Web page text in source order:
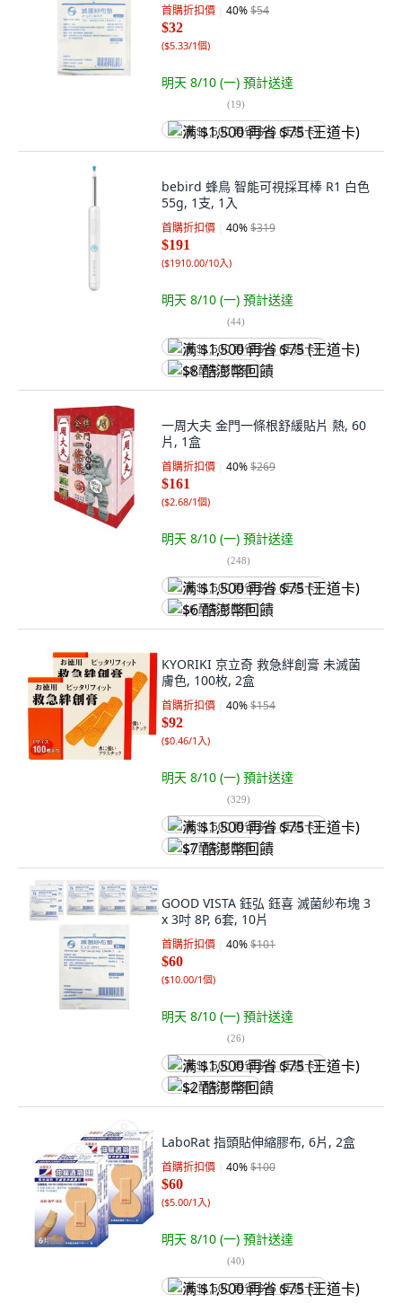
首購折扣價 40%$54
$32
($5.33/1個)
明天 8/10 (一) 預計送達
(19)
满 $1,500 再省 $75 (王道卡)
bebird 蜂鳥 智能可視採耳棒 R1 白色
55g, 1支, 1入
首購折扣價 40%$319
$191
($1910.00/10入)
明天 8/10 (一) 預計送達
(44)
满 $1,500 再省 $75 (王道卡)
$8 酷澎幣回饋
一周大夫 金門一條根舒緩貼片 熱, 60
片, 1盒
首購折扣價 40%$269
$161
($2.68/1個)
明天 8/10 (一) 預計送達
(248)
满 $1,500 再省 $75 (王道卡)
$6 酷澎幣回饋
KYORIKI 京立奇 救急絆創膏 未滅菌
膚色, 100枚, 2盒
首購折扣價 40%$154
$92
($0.46/1入)
明天 8/10 (一) 預計送達
(329)
满 $1,500 再省 $75 (王道卡)
$7 酷澎幣回饋
GOOD VISTA 鈺弘 鈺喜 滅菌紗布塊 3
x 3吋 8P, 6套, 10片
首購折扣價 40%$101
$60
($10.00/1個)
明天 8/10 (一) 預計送達
(26)
满 $1,500 再省 $75 (王道卡)
$2 酷澎幣回饋
LaboRat 指頭貼伸縮膠布, 6片, 2盒
首購折扣價 40%$100
$60
($5.00/1入)
明天 8/10 (一) 預計送達
(40)
满 $1,500 再省 $75 (王道卡)